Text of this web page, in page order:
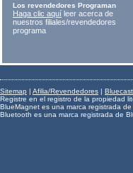
Los revendedores Programan
Haga clic aquí leer acerca de
nuestros filiales/revendedores
programa
Sitemap | Afilia/Revendedores |
Registre en el registro de la propiedad
BlueMagnet es una marca registrada
Bluetooth es una marca registrada de